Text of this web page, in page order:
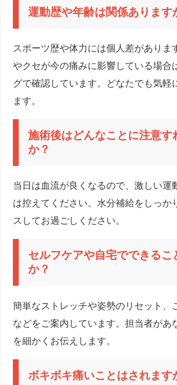
運動歴や年齢は関係あります
スポーツ歴や体力には個人差がありま
やクセが今の痛みに影響している場合
グで確認しています。どなたでも気軽
ます。
施術後はどんなことに注意す
か？
当日は血流が良くなるので、激しい運
は控えてください。水分補給をしっか
スしてお過ごしください。
セルフケアや自宅でできるこ
か？
簡単なストレッチや姿勢のリセット、
などをご案内しています。担当者があ
を細かくお伝えします。
ボキボキ痛いことはされます